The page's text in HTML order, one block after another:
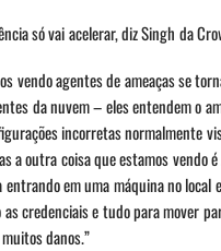
só vai acelerar, diz Singh da
vendo agentes de ameaças se
da nuvem – eles entendem o
incorretas normalmente
a outra coisa que estamos vendo
entrando em uma máquina no local
as credenciais e tudo para mover
danos.”